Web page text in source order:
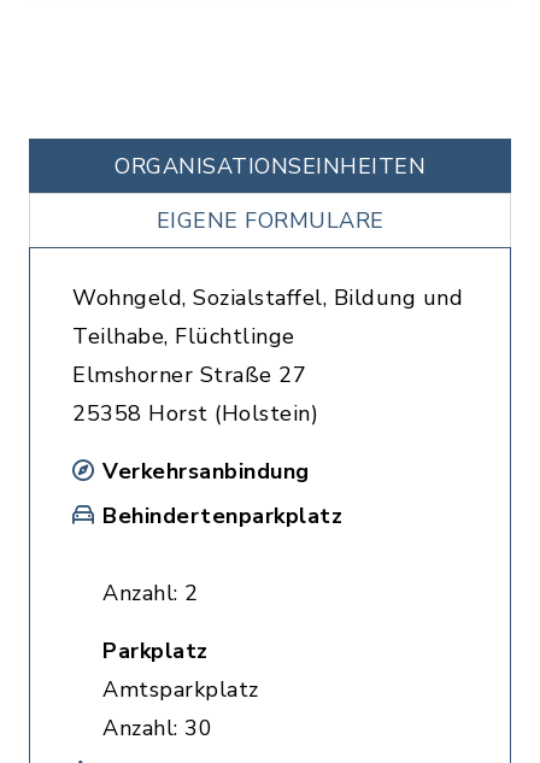
ORGANISATIONS­EINHEITEN
EIGENE FORMULARE
Wohngeld, Sozialstaffel, Bildung und
Teilhabe, Flüchtlinge
Elmshorner Straße 27
25358 Horst (Holstein)
Verkehrsanbindung
Behindertenparkplatz
Anzahl: 2
Parkplatz
Amtsparkplatz
Anzahl: 30